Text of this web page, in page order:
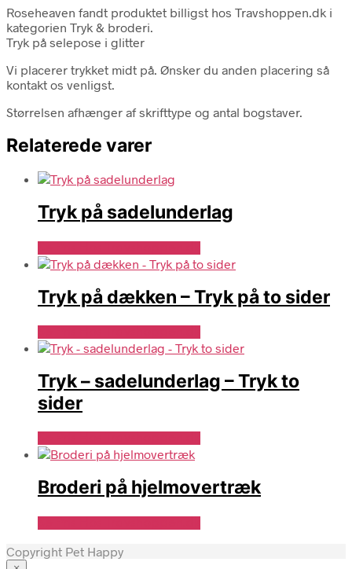
Roseheaven fandt produktet billigst hos Travshoppen.dk i
kategorien Tryk & broderi.
Tryk på selepose i glitter
Vi placerer trykket midt på. Ønsker du anden placering så
kontakt os venligst.
Størrelsen afhænger af skrifttype og antal bogstaver.
Relaterede varer
Tryk på sadelunderlag
Tryk på dækken – Tryk på to sider
Tryk – sadelunderlag – Tryk to
sider
Broderi på hjelmovertræk
Copyright Pet Happy